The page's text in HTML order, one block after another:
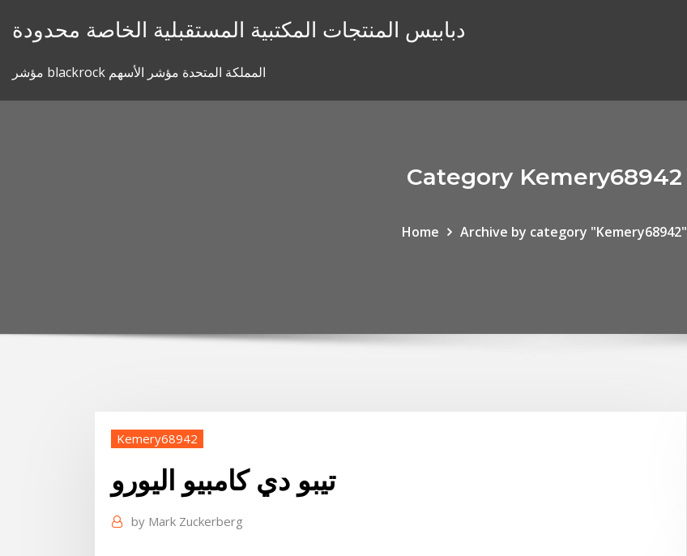
دبابيس المنتجات المكتبية المستقبلية الخاصة محدودة
مؤشر blackrock المملكة المتحدة مؤشر الأسهم
Category Kemery68942
Home Archive by category "Kemery68942"
Kemery68942
تيبو دي كامبيو اليورو
by Mark Zuckerberg